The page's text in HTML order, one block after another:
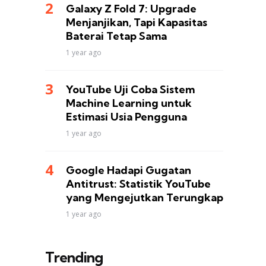
Galaxy Z Fold 7: Upgrade
Menjanjikan, Tapi Kapasitas
Baterai Tetap Sama
1 year ago
YouTube Uji Coba Sistem
Machine Learning untuk
Estimasi Usia Pengguna
1 year ago
Google Hadapi Gugatan
Antitrust: Statistik YouTube
yang Mengejutkan Terungkap
1 year ago
Trending